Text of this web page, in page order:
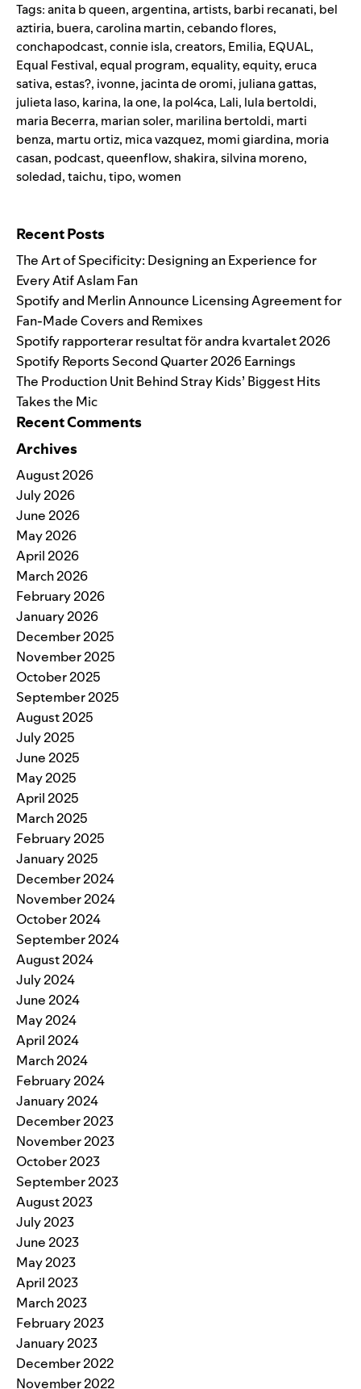
Tags:anita b queen,argentina,artists, barbi recanati, bel
aztiria, buera,carolina martin,cebando flores,
conchapodcast,connie isla,creators, Emilia, EQUAL,
Equal Festival,equal program,equality,equity,eruca
sativa,estas?, ivonne, jacinta de oromi, juliana gattas,
julieta laso, karina, la one, la pol4ca, Lali, lula bertoldi,
maria Becerra, marian soler, marilina bertoldi, marti
benza, martu ortiz, mica vazquez, momi giardina, moria
casan, podcast,queenflow,shakira,silvina moreno,
soledad,taichu,tipo,women
Recent Posts
The Art of Specificity: Designing an Experience for
Every Atif Aslam Fan
Spotify and Merlin Announce Licensing Agreement for
Fan-Made Covers and Remixes
Spotify rapporterar resultat för andra kvartalet 2026
Spotify Reports Second Quarter 2026 Earnings
The Production Unit Behind Stray Kids’ Biggest Hits
Takes the Mic
Recent Comments
Archives
August 2026
July 2026
June 2026
May 2026
April 2026
March 2026
February 2026
January 2026
December 2025
November 2025
October 2025
September 2025
August 2025
July 2025
June 2025
May 2025
April 2025
March 2025
February 2025
January 2025
December 2024
November 2024
October 2024
September 2024
August 2024
July 2024
June 2024
May 2024
April 2024
March 2024
February 2024
January 2024
December 2023
November 2023
October 2023
September 2023
August 2023
July 2023
June 2023
May 2023
April 2023
March 2023
February 2023
January 2023
December 2022
November 2022